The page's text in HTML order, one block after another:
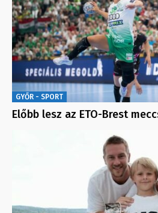
GYŐR - SPORT
Előbb lesz az ETO-Brest